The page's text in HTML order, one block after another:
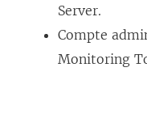
Server.
Compte
Monitoring